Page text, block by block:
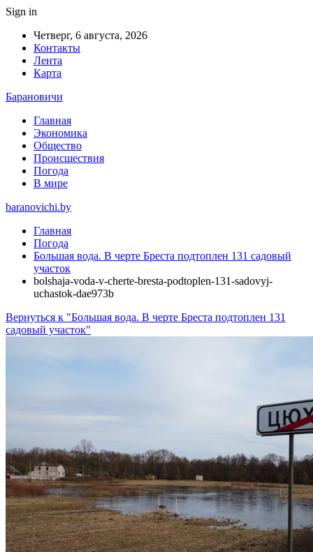
Sign in
Четверг, 6 августа, 2026
Контакты
Лента
Карта
Барановичи
Главная
Экономика
Общество
Происшествия
Погода
В мире
baranovichi.by
Главная
Погода
Большая вода. В черте Бреста подтоплен 131 садовый
участок
bolshaja-voda-v-cherte-bresta-podtoplen-131-sadovyj-
uchastok-dae973b
Вернуться к "Большая вода. В черте Бреста подтоплен 131
садовый участок"